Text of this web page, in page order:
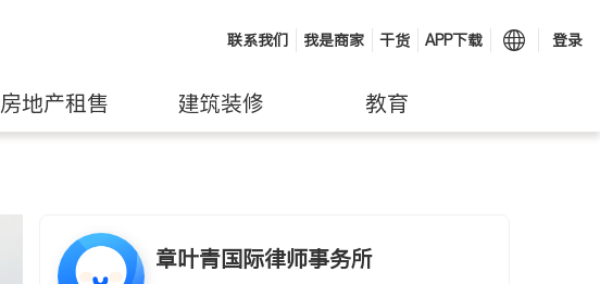
联系我们 我是商家 干货 APP下载 登录
房地产租售 建筑装修 教育
章叶青国际律师事务所